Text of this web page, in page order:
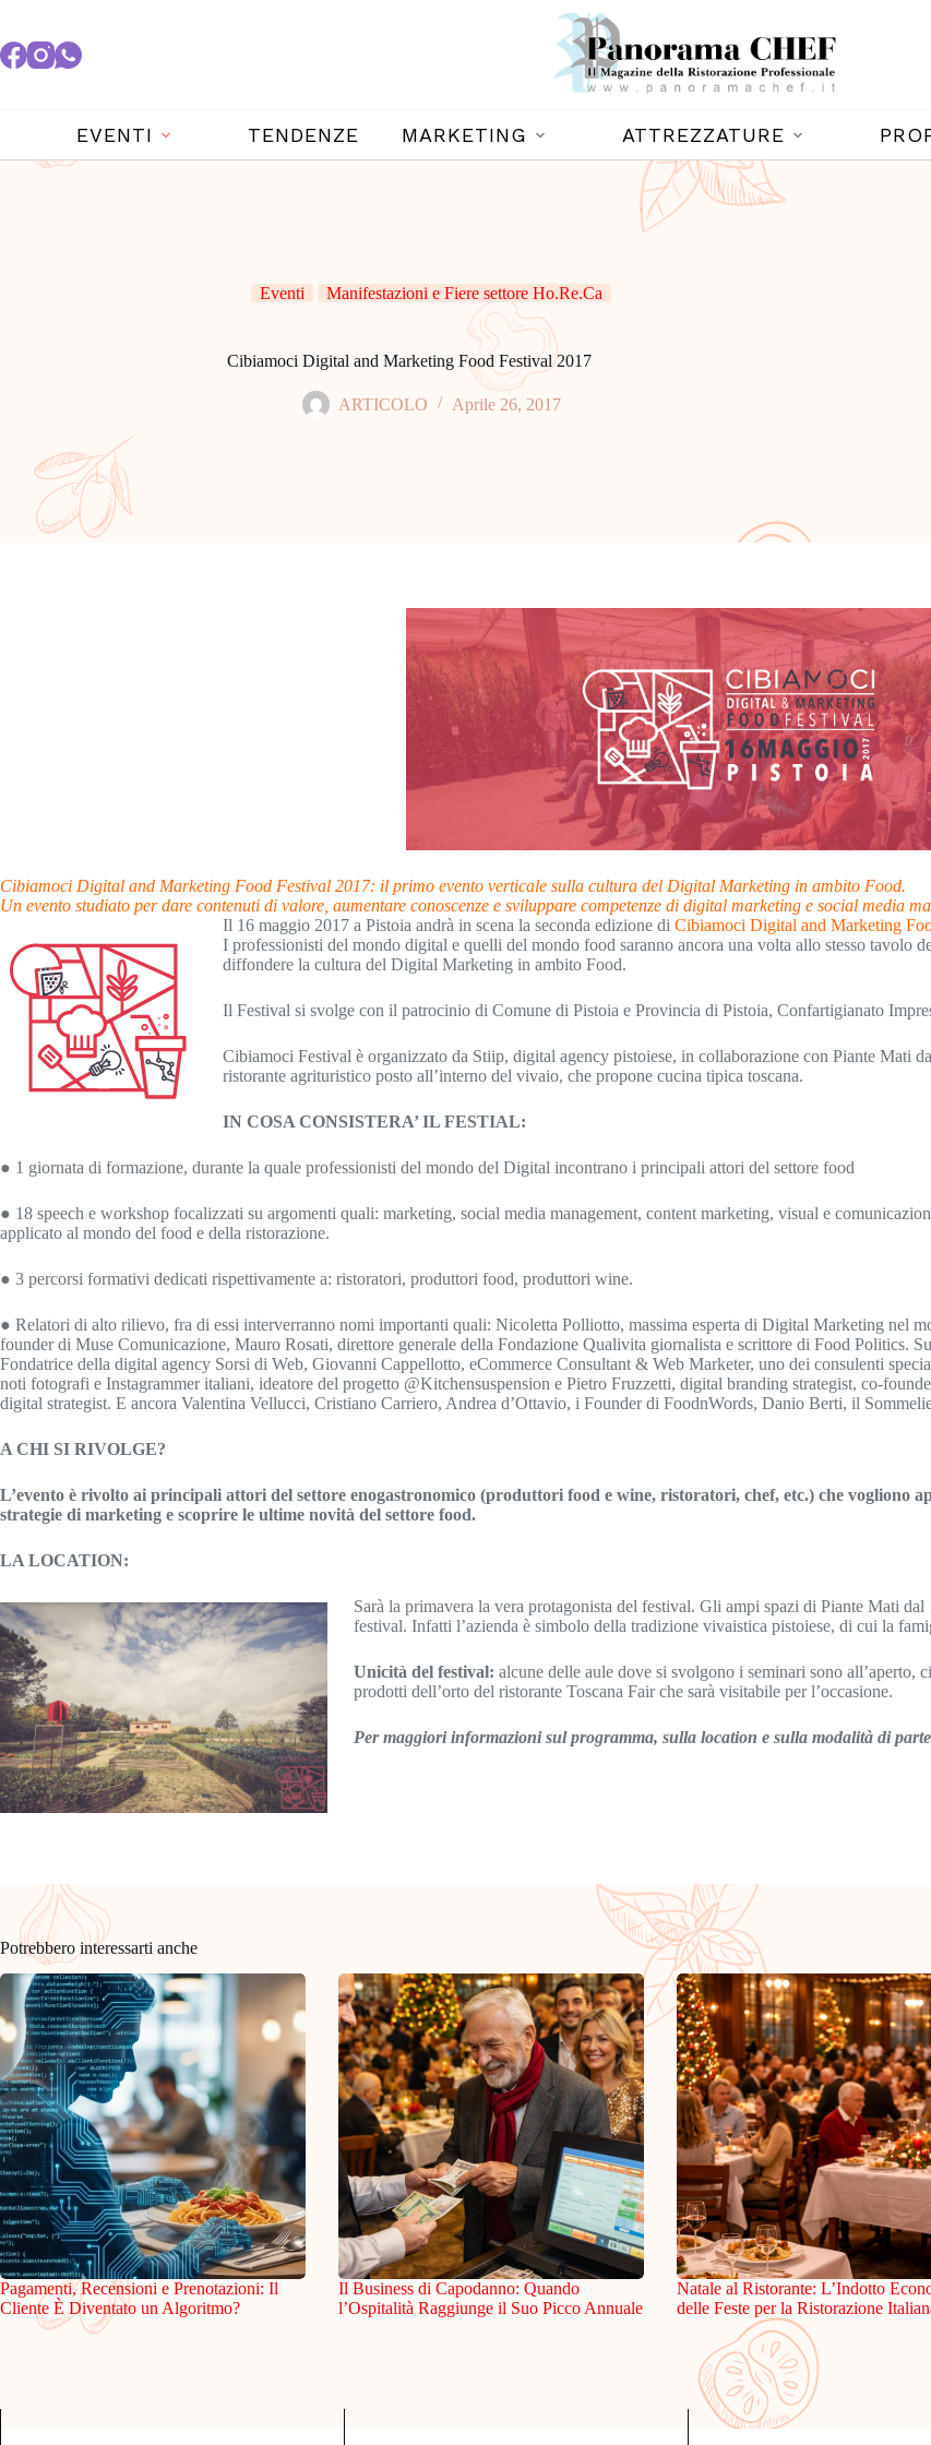
EVENTI TENDENZE MARKETING ATTREZZATURE
Eventi Manifestazioni e Fiere settore Ho.Re.Ca
Cibiamoci Digital and Marketing Food Festival 2017
ARTICOLO Aprile 26, 2017
Cibiamoci Digital and Marketing Food Festival 2017: il primo evento verticale sulla cultura del Digital Marketing in ambito Food.
Un evento studiato per dare contenuti di valore, aumentare conoscenze e sviluppare competenze di digital marketing e social media
Il 16 maggio 2017 a Pistoia andrà in scena la seconda edizione di Cibiamoci Digital and Marketing
I professionisti del mondo digital e quelli del mondo food saranno ancora una volta allo stesso tavolo
diffondere la cultura del Digital Marketing in ambito Food.
Il Festival si svolge con il patrocinio di Comune di Pistoia e Provincia di Pistoia, Confartigianato
Cibiamoci Festival è organizzato da Stiip, digital agency pistoiese, in collaborazione con Piante Mati
ristorante agrituristico posto all’interno del vivaio, che propone cucina tipica toscana.
IN COSA CONSISTERA’ IL FESTIAL:
● 1 giornata di formazione, durante la quale professionisti del mondo del Digital incontrano i principali attori del settore food
● 18 speech e workshop focalizzati su argomenti quali: marketing, social media management, content marketing, visual e
applicato al mondo del food e della ristorazione.
● 3 percorsi formativi dedicati rispettivamente a: ristoratori, produttori food, produttori wine.
● Relatori di alto rilievo, fra di essi interverranno nomi importanti quali: Nicoletta Polliotto, massima esperta di Digital Marketing nel
founder di Muse Comunicazione, Mauro Rosati, direttore generale della Fondazione Qualivita giornalista e scrittore di Food Politics.
Fondatrice della digital agency Sorsi di Web, Giovanni Cappellotto, eCommerce Consultant & Web Marketer, uno dei consulenti
noti fotografi e Instagrammer italiani, ideatore del progetto @Kitchensuspension e Pietro Fruzzetti, digital branding strategist, co-
digital strategist. E ancora Valentina Vellucci, Cristiano Carriero, Andrea d’Ottavio, i Founder di FoodnWords, Danio Berti, il
A CHI SI RIVOLGE?
L’evento è rivolto ai principali attori del settore enogastronomico (produttori food e wine, ristoratori, chef, etc.) che vogliono
strategie di marketing e scoprire le ultime novità del settore food.
LA LOCATION:
Sarà la primavera la vera protagonista del festival. Gli ampi spazi di Piante Mati
festival. Infatti l’azienda è simbolo della tradizione vivaistica pistoiese, di cui la
Unicità del festival: alcune delle aule dove si svolgono i seminari sono
prodotti dell’orto del ristorante Toscana Fair che sarà visitabile per l’occasione.
Per maggiori informazioni sul programma, sulla location e sulla modalità di
Potrebbero interessarti anche
Pagamenti, Recensioni e Prenotazioni: Il
Cliente È Diventato un Algoritmo?
Il Business di Capodanno: Quando
l’Ospitalità Raggiunge il Suo Picco Annuale
Natale al Ristorante: L’Indotto
delle Feste per la Ristorazione